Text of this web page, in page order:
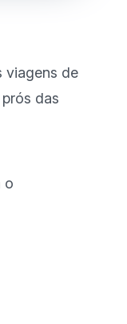
viagens de
das
o